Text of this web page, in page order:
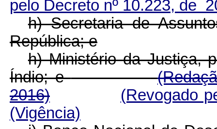
pelo Decreto nº 10.223, de
h) Secretaria de
República; e
h) Ministério da Justiça,
Índio; e
2016)
(Revogado
(Vigência)